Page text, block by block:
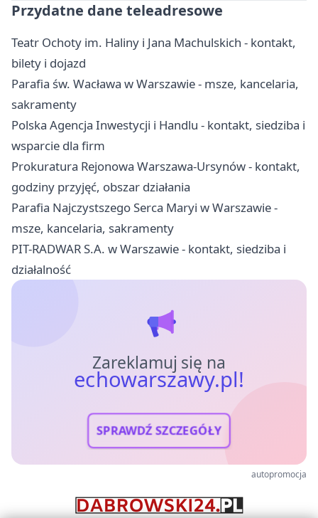
Przydatne dane teleadresowe
Teatr Ochoty im. Haliny i Jana Machulskich - kontakt,
bilety i dojazd
Parafia św. Wacława w Warszawie - msze, kancelaria,
sakramenty
Polska Agencja Inwestycji i Handlu - kontakt, siedziba i
wsparcie dla firm
Prokuratura Rejonowa Warszawa-Ursynów - kontakt,
godziny przyjęć, obszar działania
Parafia Najczystszego Serca Maryi w Warszawie -
msze, kancelaria, sakramenty
PIT-RADWAR S.A. w Warszawie - kontakt, siedziba i
działalność
Zareklamuj się na
echowarszawy.pl!
SPRAWDŹ SZCZEGÓŁY
autopromocja